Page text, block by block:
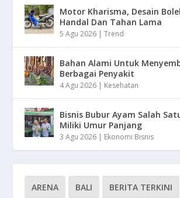
Motor Kharisma, Desain
Handal Dan Tahan Lama
5 Agu 2026 |Trend
Bahan Alami Untuk
Berbagai Penyakit
4 Agu 2026 | Kesehatan
Bisnis Bubur Ayam Salah
Miliki Umur Panjang
3 Agu 2026 | Ekonomi Bisnis
ARENA BALI BERITA TERKINI